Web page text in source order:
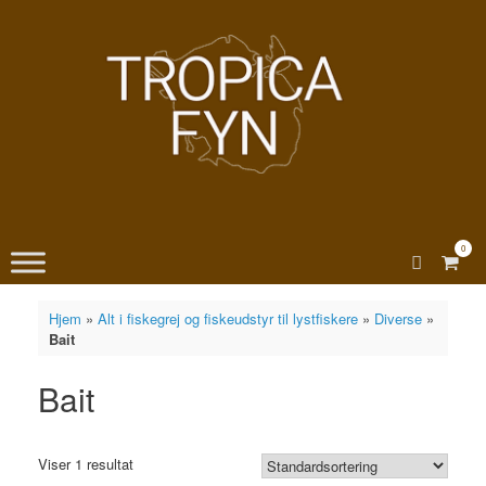
View
0
Hjem » Alt i fiskegrej og fiskeudstyr til lystfiskere» Diverse»
Bait
Bait
Viser 1 resultat